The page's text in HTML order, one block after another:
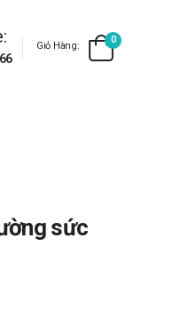
Giỏ Hàng:
0
sức